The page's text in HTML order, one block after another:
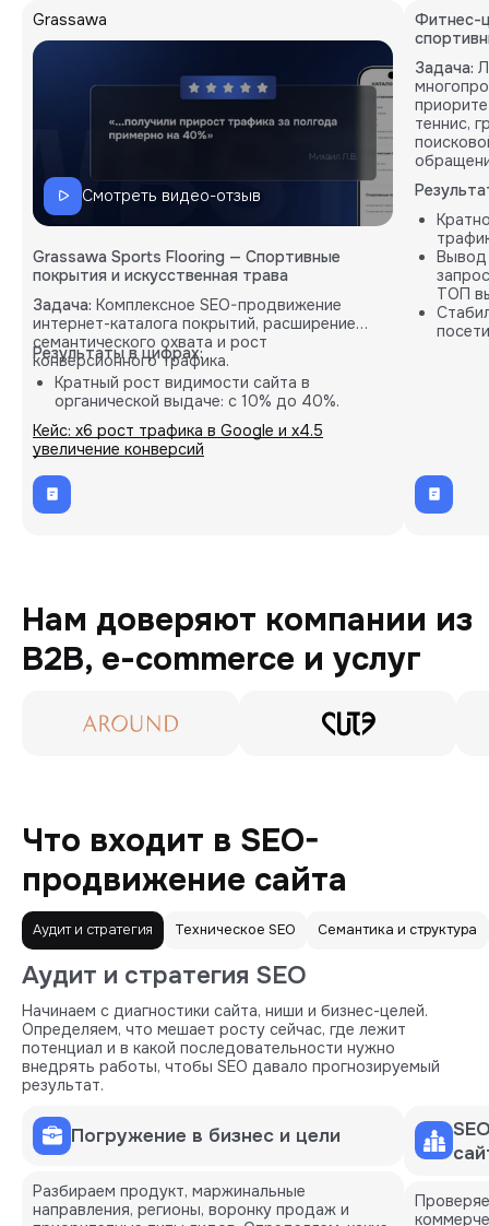
Grassawa
Смотреть видео-отзыв
Grassawa Sports Flooring — Спортивные
покрытия и искусственная трава
Задача: Комплексное SEO-продвижение
интернет-каталога покрытий, расширение
семантического охвата и рост
конверсионного трафика.
Результаты в цифрах:
Кратный рост видимости сайта в
органической выдаче: с 10% до 40%.
Пропорциональное увеличение количества
целевых B2B-заявок (лидов).
Внедрение кастомных решений на основе
глубокой аналитики проекта.
Кейс: х6 рост трафика в Google и х4.5
увеличение конверсий
Фитнес-
Задача:
теннис,
ТОП
Нам доверяют компании из
B2B, e-commerce и услуг
Что входит в SEO-
продвижение сайта
Аудит и стратегия Техническое SEO Семантика и структура
Аудит и стратегия SEO
Начинаем с диагностики сайта, ниши и бизнес-целей.
Определяем, что мешает росту сейчас, где лежит
потенциал и в какой последовательности нужно
внедрять работы, чтобы SEO давало прогнозируемый
результат.
Погружение в бизнес и цели
Разбираем продукт, маржинальные
направления, регионы, воронку продаж и